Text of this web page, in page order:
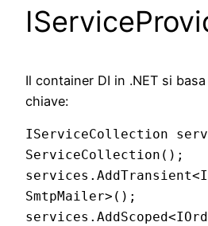
Il container DI in .NET si
chiave:
IServiceCollection
ServiceCollection();
SmtpMailer>();